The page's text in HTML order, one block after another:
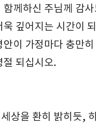
함께하신 주님께 감
욱 깊어지는 시간이
안이 가정마다 충만
절 되십시오.
상을 환히 밝히듯,